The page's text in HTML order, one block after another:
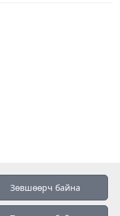
Зөвшөөрч байна